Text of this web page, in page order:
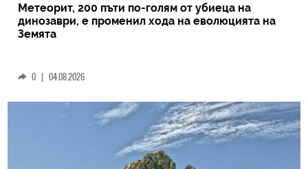
Метеорит, 200 пъти по-голям от убиеца на
динозаври, е променил хода на еволюцията на
Земята
0 | 04.08.2026